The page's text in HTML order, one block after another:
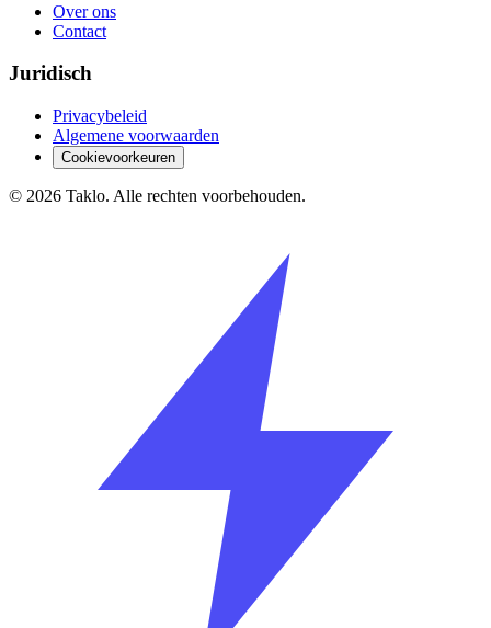
Over ons
Contact
Juridisch
Privacybeleid
Algemene voorwaarden
Cookievoorkeuren
© 2026 Taklo. Alle rechten voorbehouden.